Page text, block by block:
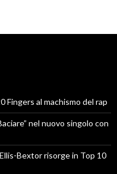
Fingers al machismo del rap
nel nuovo singolo con
Bextor risorge in Top 10